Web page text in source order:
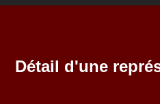
Détail d'une